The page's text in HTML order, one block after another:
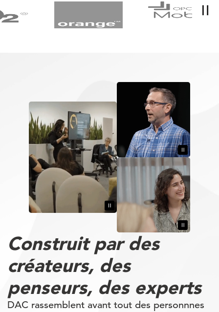
Construit par des
créateurs, des
penseurs, des experts
DAC rassemblent avant tout des personnnes